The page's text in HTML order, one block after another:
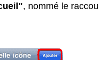
, nommé le